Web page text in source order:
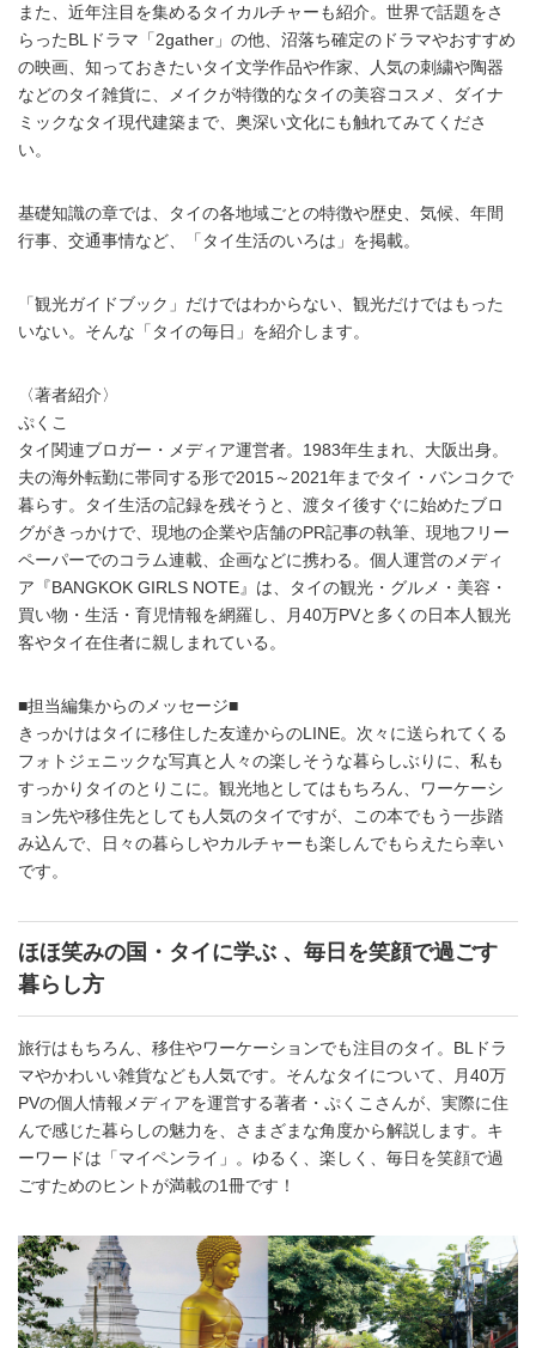
また、近年注目を集めるタイカルチャーも紹介。世界で話題をさ
らったBLドラマ「2gather」の他、沼落ち確定のドラマやおすすめ
の映画、知っておきたいタイ文学作品や作家、人気の刺繍や陶器
などのタイ雑貨に、メイクが特徴的なタイの美容コスメ、ダイナ
ミックなタイ現代建築まで、奥深い文化にも触れてみてくださ
い。
基礎知識の章では、タイの各地域ごとの特徴や歴史、気候、年間
行事、交通事情など、「タイ生活のいろは」を掲載。
「観光ガイドブック」だけではわからない、観光だけではもった
いない。そんな「タイの毎日」を紹介します。
〈著者紹介〉
ぷくこ
タイ関連ブロガー・メディア運営者。1983年生まれ、大阪出身。
夫の海外転勤に帯同する形で2015～2021年までタイ・バンコクで
暮らす。タイ生活の記録を残そうと、渡タイ後すぐに始めたブロ
グがきっかけで、現地の企業や店舗のPR記事の執筆、現地フリー
ペーパーでのコラム連載、企画などに携わる。個人運営のメディ
ア『BANGKOK GIRLS NOTE』は、タイの観光・グルメ・美容・
買い物・生活・育児情報を網羅し、月40万PVと多くの日本人観光
客やタイ在住者に親しまれている。
■担当編集からのメッセージ■
きっかけはタイに移住した友達からのLINE。次々に送られてくる
フォトジェニックな写真と人々の楽しそうな暮らしぶりに、私も
すっかりタイのとりこに。観光地としてはもちろん、ワーケーシ
ョン先や移住先としても人気のタイですが、この本でもう一歩踏
み込んで、日々の暮らしやカルチャーも楽しんでもらえたら幸い
です。
ほほ笑みの国・タイに学ぶ 、毎日を笑顔で過ごす
暮らし方
旅行はもちろん、移住やワーケーションでも注目のタイ。BLドラ
マやかわいい雑貨なども人気です。そんなタイについて、月40万
PVの個人情報メディアを運営する著者・ぷくこさんが、実際に住
んで感じた暮らしの魅力を、さまざまな角度から解説します。キ
ーワードは「マイペンライ」。ゆるく、楽しく、毎日を笑顔で過
ごすためのヒントが満載の1冊です！